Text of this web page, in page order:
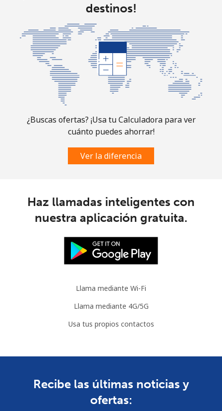
14 min por ⁦$5⁩
Tuvalu
⁦214.9¢⁩ 2 min por ⁦$5⁩
destinos!
¿Buscas ofertas? ¡Usa tu Calculadora para ver
cuánto puedes ahorrar!
Ver la diferencia
Haz llamadas inteligentes con
nuestra aplicación gratuita.
Llama mediante Wi-Fi
Llama mediante 4G/5G
Usa tus propios contactos
Recibe las últimas noticias y
ofertas: